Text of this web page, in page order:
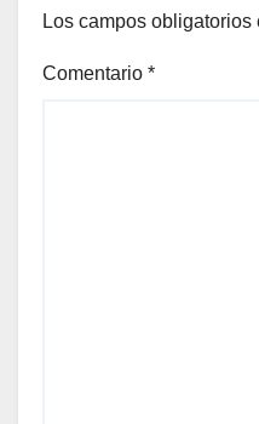
Los campos obligatorios
Comentario *